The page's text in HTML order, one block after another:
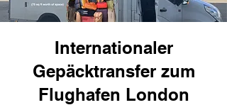
Internationaler
Gepäcktransfer zum
Flughafen London